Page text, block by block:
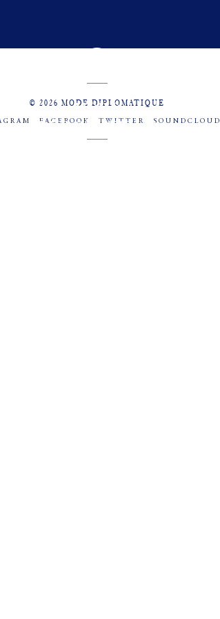
© 2026 MODE DIPLOMATIQUE
FACEBOOK TWITTER SOUNDCLOUD